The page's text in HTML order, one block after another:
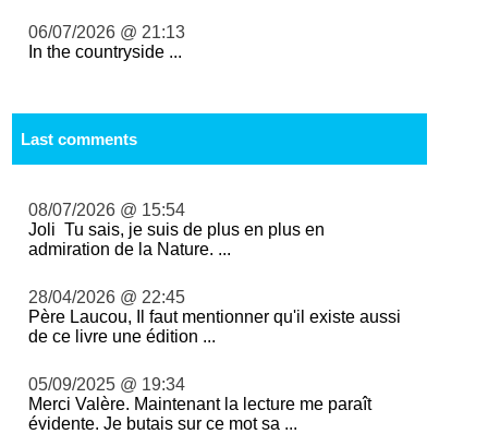
06/07/2026 @ 21:13
In the countryside ...
Last comments
08/07/2026 @ 15:54
Joli Tu sais, je suis de plus en plus en
admiration de la Nature. ...
28/04/2026 @ 22:45
Père Laucou, Il faut mentionner qu'il existe aussi
de ce livre une édition ...
05/09/2025 @ 19:34
Merci Valère. Maintenant la lecture me paraît
évidente. Je butais sur ce mot sa ...